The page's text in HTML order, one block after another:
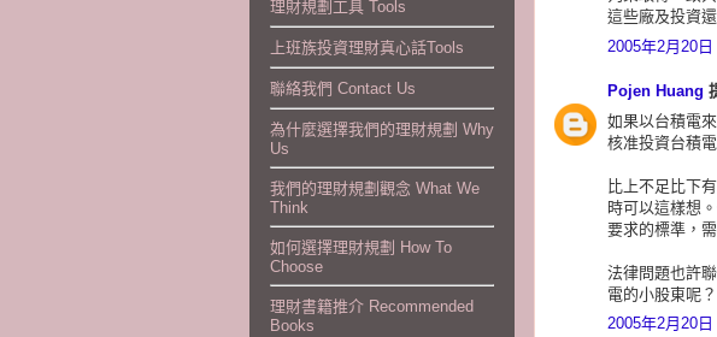
這些廠及投資
2005年2月20
Pojen Huang
如果以台積電
核准投資台積
比上不足比下
時可以這樣想
要求的標準，
法律問題也許
電的小股東呢？
2005年2月20
理財規劃工具 Tools
上班族投資理財真心話Tools
聯絡我們 Contact Us
為什麼選擇我們的理財規劃 Why
Us
我們的理財規劃觀念 What We
Think
如何選擇理財規劃 How To
Choose
理財書籍推介 Recommended
Books